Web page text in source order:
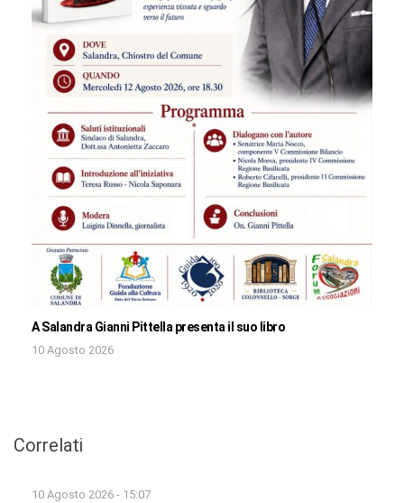
A Salandra Gianni Pittella presenta il suo libro
10 Agosto 2026
Correlati
10 Agosto 2026 - 15:07